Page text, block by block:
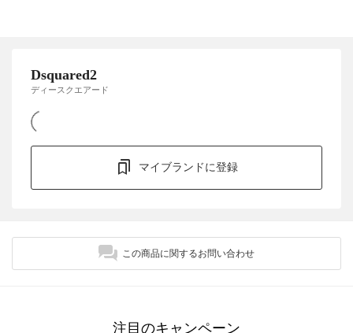
Dsquared2
ディースクエアード
マイブランドに登録
この商品に関するお問い合わせ
注目のキャンペーン